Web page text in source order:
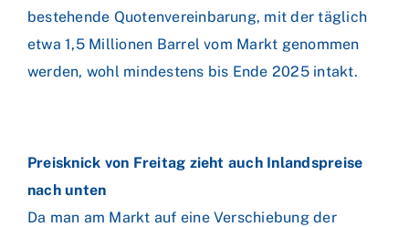
bestehende Quotenvereinbarung, mit der täglich
etwa 1,5 Millionen Barrel vom Markt genommen
werden, wohl mindestens bis Ende 2025 intakt.
Preisknick von Freitag zieht auch Inlandspreise
nach unten
Da man am Markt auf eine Verschiebung der